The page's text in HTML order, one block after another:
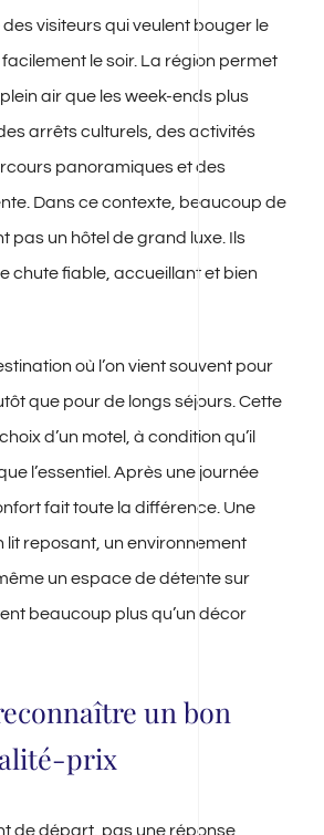
visiteurs qui veulent bouger le
le soir. La région permet
air que les week-ends plus
arrêts culturels, des activités
panoramiques et des
Dans ce contexte, beaucoup de
pas un hôtel de grand luxe. Ils
chute fiable, accueillant et bien
où l’on vient souvent pour
que pour de longs séjours. Cette
d’un motel, à condition qu’il
l’essentiel. Après une journée
fait toute la différence. Une
lit reposant, un environnement
un espace de détente sur
beaucoup plus qu’un décor
un bon
prix
de départ, pas une réponse